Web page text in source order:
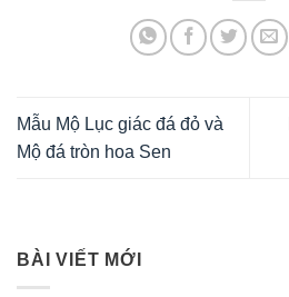
Mẫu Mộ Lục giác đá đỏ và
Mộ đá tròn hoa Sen
BÀI VIẾT MỚI